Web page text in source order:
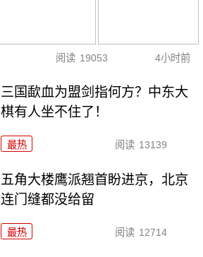
阅读 19053 4小时前
三国歃血为盟剑指何方？中东大
棋有人坐不住了！
最热 阅读 13139
五角大楼鹰派翘首盼进京，北京
连门缝都没给留
最热 阅读 12714